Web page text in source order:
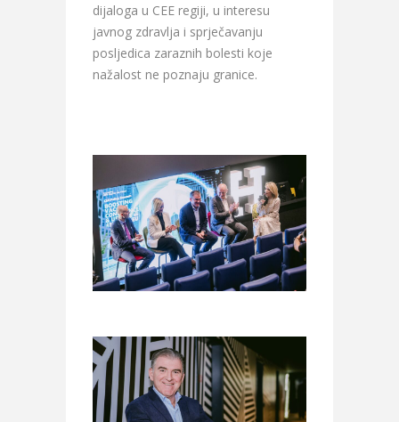
dijaloga u CEE regiji, u interesu
javnog zdravlja i sprječavanju
posljedica zaraznih bolesti koje
nažalost ne poznaju granice.